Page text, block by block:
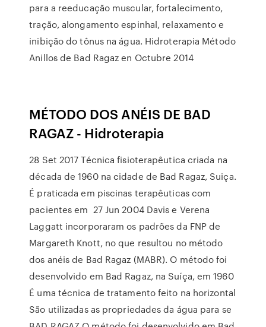
para a reeducação muscular, fortalecimento,
tração, alongamento espinhal, relaxamento e
inibição do tônus na água. Hidroterapia Método
Anillos de Bad Ragaz en Octubre 2014
MÉTODO DOS ANÉIS DE BAD
RAGAZ - Hidroterapia
28 Set 2017 Técnica fisioterapêutica criada na
década de 1960 na cidade de Bad Ragaz, Suiça.
É praticada em piscinas terapêuticas com
pacientes em 27 Jun 2004 Davis e Verena
Laggatt incorporaram os padrões da FNP de
Margareth Knott, no que resultou no método
dos anéis de Bad Ragaz (MABR). O método foi
desenvolvido em Bad Ragaz, na Suíça, em 1960
É uma técnica de tratamento feito na horizontal
São utilizadas as propriedades da água para se